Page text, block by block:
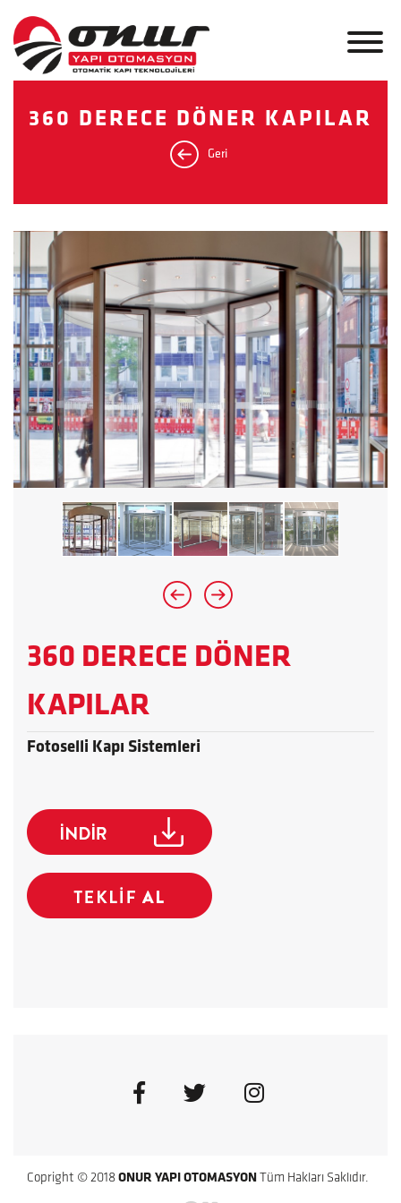
360 DERECE DÖNER KAPILAR
Geri
360 DERECE DÖNER
KAPILAR
Fotoselli Kapı Sistemleri
Copright © 2018 ONUR YAPI OTOMASYON Tüm Hakları Saklıdır.